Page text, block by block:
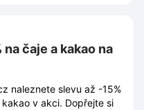
na čaje a kakao na
naleznete slevu až -15%
v akci. Dopřejte si